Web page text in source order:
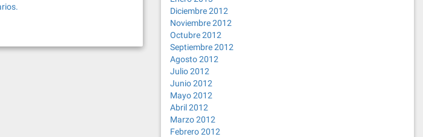
Diciembre 2012
Noviembre 2012
Octubre 2012
Septiembre 2012
Agosto 2012
Julio 2012
Junio 2012
Mayo 2012
Abril 2012
Marzo 2012
Febrero 2012